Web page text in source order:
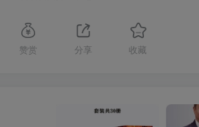
赞赏 分享 收藏